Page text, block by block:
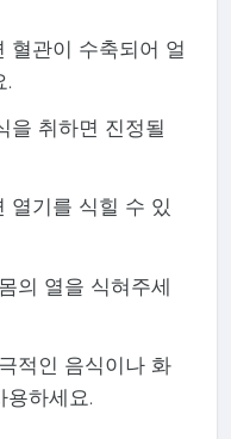
혈관이 수축되어 얼
.
을 취하면 진정될
열기를 식힐 수 있
의 열을 식혀주세
적인 음식이나 화
하세요.